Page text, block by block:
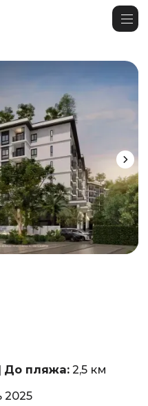
До пляжа:2,5 км